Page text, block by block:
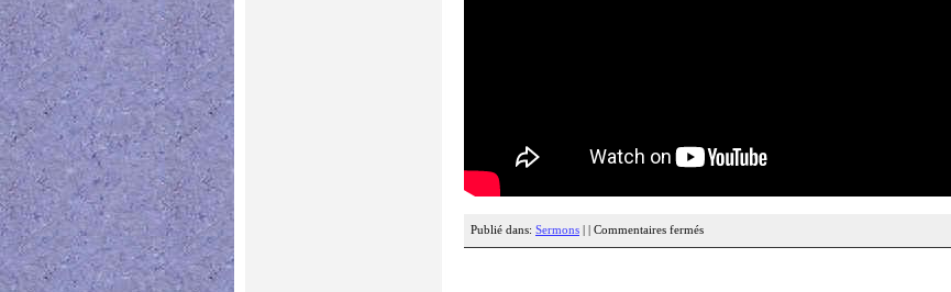
Publié dans: Sermons Commentaires fermés